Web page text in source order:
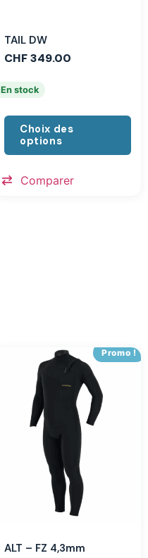
TAIL DW
CHF349.00
En stock
Choix des
options
Comparer
Promo !
ALT – FZ 4,3mm